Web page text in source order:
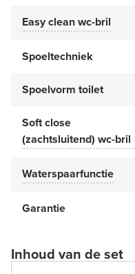
Easy clean wc-bril
Spoeltechniek
Spoelvorm toilet
Soft close
(zachtsluitend) wc-bril
Waterspaarfunctie
Garantie
Inhoud van de set